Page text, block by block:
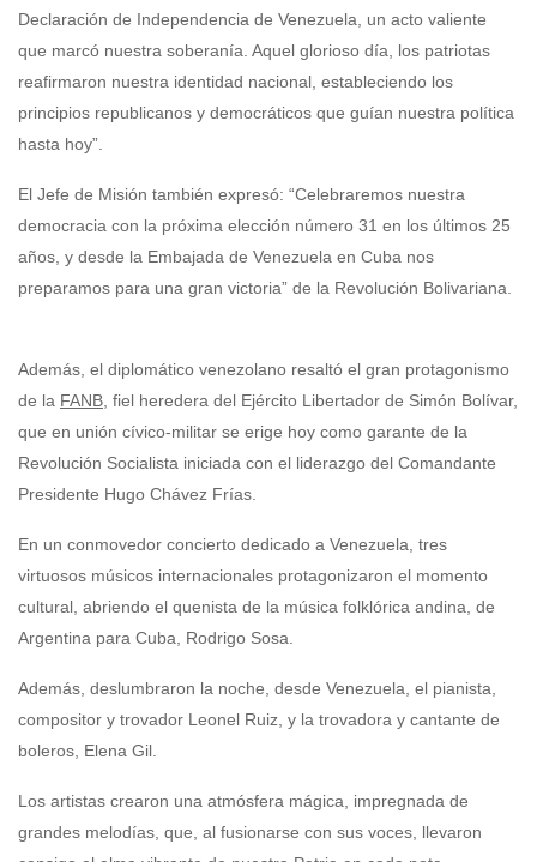
Declaración de Independencia de Venezuela, un acto valiente
que marcó nuestra soberanía. Aquel glorioso día, los patriotas
reafirmaron nuestra identidad nacional, estableciendo los
principios republicanos y democráticos que guían nuestra política
hasta hoy”.
El Jefe de Misión también expresó: “Celebraremos nuestra
democracia con la próxima elección número 31 en los últimos 25
años, y desde la Embajada de Venezuela en Cuba nos
preparamos para una gran victoria” de la Revolución Bolivariana.
Además, el diplomático venezolano resaltó el gran protagonismo
de la FANB, fiel heredera del Ejército Libertador de Simón Bolívar,
que en unión cívico-militar se erige hoy como garante de la
Revolución Socialista iniciada con el liderazgo del Comandante
Presidente Hugo Chávez Frías.
En un conmovedor concierto dedicado a Venezuela, tres
virtuosos músicos internacionales protagonizaron el momento
cultural, abriendo el quenista de la música folklórica andina, de
Argentina para Cuba, Rodrigo Sosa.
Además, deslumbraron la noche, desde Venezuela, el pianista,
compositor y trovador Leonel Ruiz, y la trovadora y cantante de
boleros, Elena Gil.
Los artistas crearon una atmósfera mágica, impregnada de
grandes melodías, que, al fusionarse con sus voces, llevaron